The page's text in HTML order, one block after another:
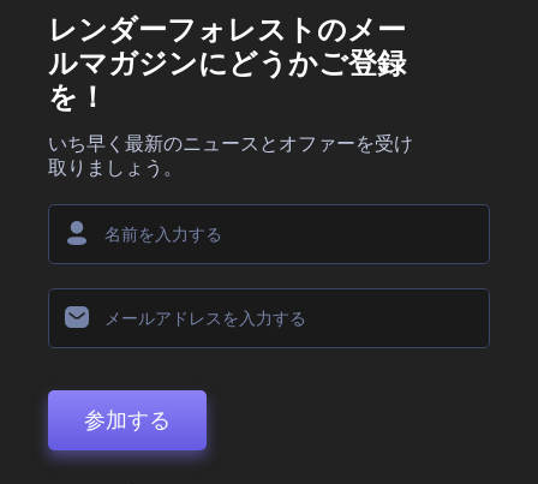
レンダーフォレストのメー
ルマガジンにどうかご登録
を！
いち早く最新のニュースとオファーを受け
取りましょう。
参加する